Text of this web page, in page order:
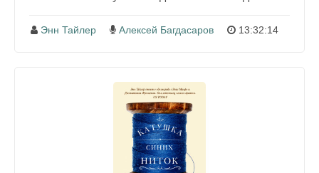
Энн Тайлер Алексей Багдасаров 13:32:14